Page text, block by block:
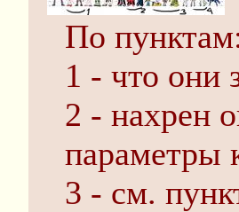
По
1 - что они
2 - нахрен
параметры
3 - см.